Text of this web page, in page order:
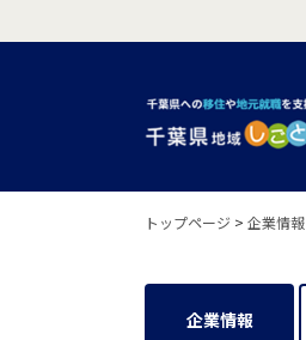
トップページ > 企業情報
企業情報